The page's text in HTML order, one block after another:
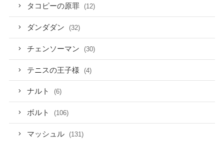
タコピーの原罪 (12)
ダンダダン (32)
チェンソーマン (30)
テニスの王子様 (4)
ナルト (6)
ボルト (106)
マッシュル (131)